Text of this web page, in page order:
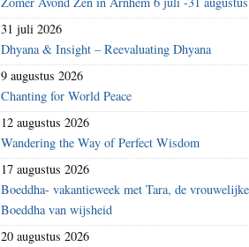
31 juli 2026
Dhyana & Insight – Reevaluating Dhyana
9 augustus 2026
Chanting for World Peace
12 augustus 2026
Wandering the Way of Perfect Wisdom
17 augustus 2026
Boeddha- vakantieweek met Tara, de vrouwelijke
Boeddha van wijsheid
20 augustus 2026